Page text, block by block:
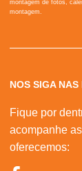
montagem de fotos,
montagem.
NOS SIGA
Fique por
acompanhe
oferecemos: